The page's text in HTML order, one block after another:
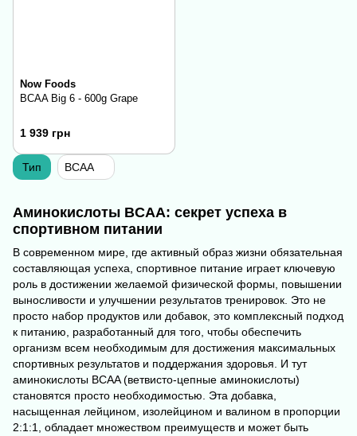
Now Foods
BCAA Big 6 - 600g Grape
1 939 грн
Аминокислоты BCAA: секрет успеха в
спортивном питании
В современном мире, где активный образ жизни обязательная
составляющая успеха, спортивное питание играет ключевую
роль в достижении желаемой физической формы, повышении
выносливости и улучшении результатов тренировок. Это не
просто набор продуктов или добавок, это комплексный подход
к питанию, разработанный для того, чтобы обеспечить
организм всем необходимым для достижения максимальных
спортивных результатов и поддержания здоровья. И тут
аминокислоты BCAA (ветвисто-цепные аминокислоты)
становятся просто необходимостью. Эта добавка,
насыщенная лейцином, изолейцином и валином в пропорции
2:1:1, обладает множеством преимуществ и может быть
Тип BCAA